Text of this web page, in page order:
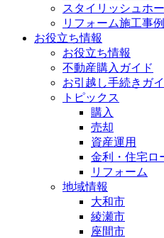
スタイリッシュホ
リフォーム施工事例
お役立ち情報
お役立ち情報
不動産購入ガイド
お引越し手続きガ
トピックス
購入
売却
資産運用
金利・住宅ロ
リフォーム
地域情報
大和市
綾瀬市
座間市